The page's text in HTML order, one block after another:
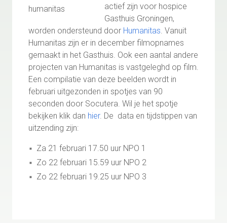
actief zijn voor hospice
Gasthuis Groningen,
worden ondersteund door Humanitas. Vanuit
Humanitas zijn er in december filmopnames
gemaakt in het Gasthuis. Ook een aantal andere
projecten van Humanitas is vastgeleghd op film.
Een compilatie van deze beelden wordt in
februari uitgezonden in spotjes van 90
seconden door Socutera. Wil je het spotje
bekijken klik dan hier. De data en tijdstippen van
uitzending zijn:
Za 21 februari 17.50 uur NPO 1
Zo 22 februari 15.59 uur NPO 2
Zo 22 februari 19.25 uur NPO 3